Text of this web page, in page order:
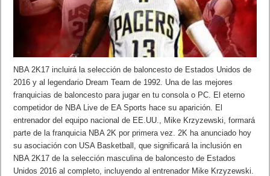
NBA 2K17 incluirá la selección de baloncesto de Estados Unidos de
2016 y al legendario Dream Team de 1992. Una de las mejores
franquicias de baloncesto para jugar en tu consola o PC. El eterno
competidor de NBA Live de EA Sports hace su aparición. El
entrenador del equipo nacional de EE.UU., Mike Krzyzewski, formará
parte de la franquicia NBA 2K por primera vez. 2K ha anunciado hoy
su asociación con USA Basketball, que significará la inclusión en
NBA 2K17 de la selección masculina de baloncesto de Estados
Unidos 2016 al completo, incluyendo al entrenador Mike Krzyzewski.